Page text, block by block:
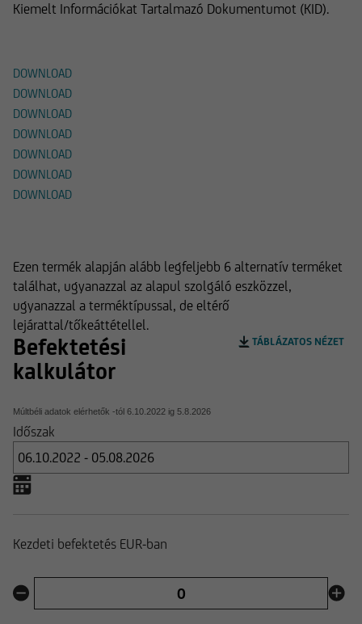
Kiemelt Információkat Tartalmazó Dokumentumot (KID).
DOWNLOAD
DOWNLOAD
DOWNLOAD
DOWNLOAD
DOWNLOAD
DOWNLOAD
DOWNLOAD
Ezen termék alapján alább legfeljebb 6 alternatív terméket
találhat, ugyanazzal az alapul szolgáló eszközzel,
ugyanazzal a terméktípussal, de eltérő
lejárattal/tőkeáttétellel.
Befektetési
kalkulátor
Múltbéli adatok elérhetők -tól 6.10.2022 ig 5.8.2026
TÁBLÁZATOS NÉZET
Időszak
Kezdeti befektetés EUR-ban